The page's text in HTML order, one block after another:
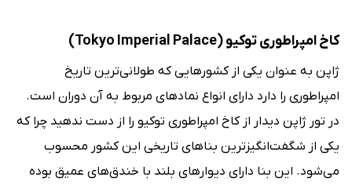
کاخ امپراطوری توکیو (Tokyo Imperial Palace)
ژاپن به عنوان یکی از کشورهایی که طولانی‌ترین تاریخ
امپراطوری را دارد دارای انواع نمادهای مربوط به آن دوران است.
در تور ژاپن دیدار از کاخ امپراطوری توکیو را از دست ندهید چرا که
یکی از شگفت‌انگیزترین بناهای تاریخی این کشور محسوب
می‌شود. این بنا دارای دیوارهای بلند با خندق‌های عمیق بوده